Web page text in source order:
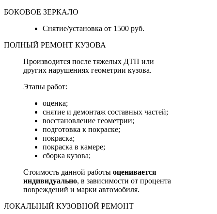
БОКОВОЕ ЗЕРКАЛО
Снятие/установка от 1500 руб.
ПОЛНЫЙ РЕМОНТ КУЗОВА
Производится после тяжелых ДТП или
других нарушениях геометрии кузова.
Этапы работ:
оценка;
снятие и демонтаж составных частей;
восстановление геометрии;
подготовка к покраске;
покраска;
покраска в камере;
сборка кузова;
Стоимость данной работы оценивается
индивидуально, в зависимости от процента
повреждений и марки автомобиля.
ЛОКАЛЬНЫЙ КУЗОВНОЙ РЕМОНТ